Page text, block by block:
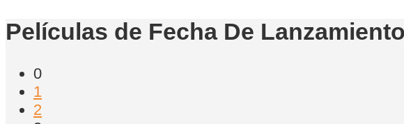
Películas de Fecha De
0
1
2